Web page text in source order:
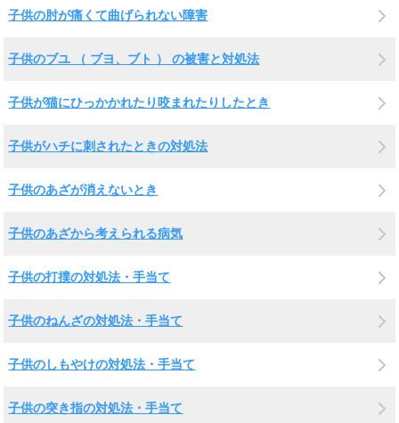
子供の肘が痛くて曲げられない障害
子供のブユ （ ブヨ、ブト ） の被害と対処法
子供が猫にひっかかれたり咬まれたりしたとき
子供がハチに刺されたときの対処法
子供のあざが消えないとき
子供のあざから考えられる病気
子供の打撲の対処法・手当て
子供のねんざの対処法・手当て
子供のしもやけの対処法・手当て
子供の突き指の対処法・手当て